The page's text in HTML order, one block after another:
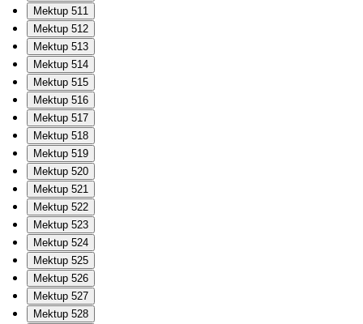
Mektup 511
Mektup 512
Mektup 513
Mektup 514
Mektup 515
Mektup 516
Mektup 517
Mektup 518
Mektup 519
Mektup 520
Mektup 521
Mektup 522
Mektup 523
Mektup 524
Mektup 525
Mektup 526
Mektup 527
Mektup 528